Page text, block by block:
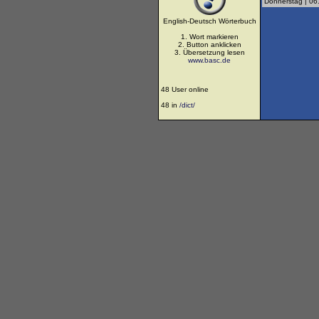
English-Deutsch Wörterbuch
1. Wort markieren
2. Button anklicken
3. Übersetzung lesen
www.basc.de
48 User online
48 in /dict/